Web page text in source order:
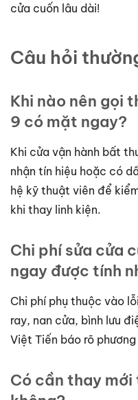
cửa cuốn lâu dài!
Câu hỏi
Khi nào nên gọi
9 có mặt ngay?
Khi cửa vận hành bất
nhận tín hiệu hoặc có
hệ kỹ thuật viên để
khi thay linh kiện.
Chi phí sửa cửa
ngay được tính
Chi phí phụ thuộc vào
ray, nan cửa, bình lưu
Việt Tiến báo rõ
Có cần thay